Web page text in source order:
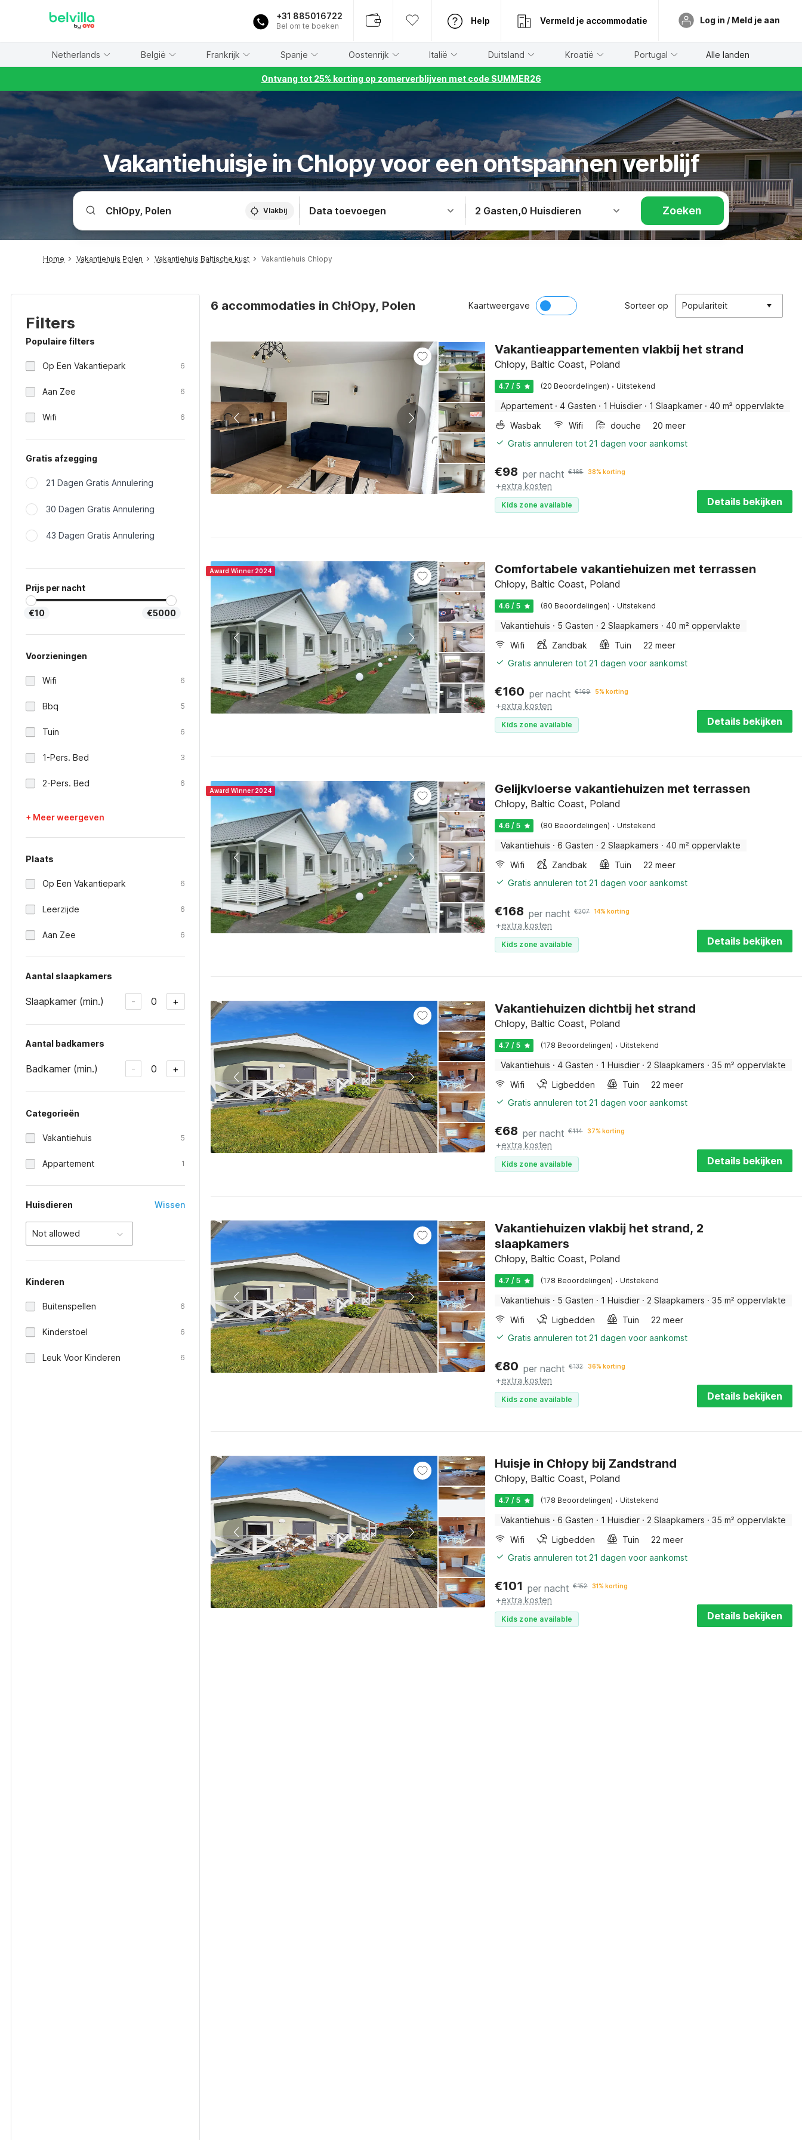
+31 885016722
Bel om te boeken
Help Vermeld je accommodatie Log in / Meld je aan
Netherlands België Frankrijk Spanje Oostenrijk Italië Duitsland Kroatië Portugal Alle landen
Ontvang tot 25% korting op zomerverblijven met code SUMMER26
Vakantiehuisje in Chlopy voor een ontspannen verblijf
Vlakbij Data toevoegen 2 Gasten,0 Huisdieren Zoeken
Home Vakantiehuis Polen Vakantiehuis Baltische kust Vakantiehuis Chłopy
Filters
Populaire filters
Op Een Vakantiepark 6
Aan Zee 6
Wifi 6
Gratis afzegging
21 Dagen Gratis Annulering
30 Dagen Gratis Annulering
43 Dagen Gratis Annulering
Prijs per nacht
€10 €5000
Voorzieningen
Wifi 6
Bbq 5
Tuin 6
1-Pers. Bed 3
2-Pers. Bed 6
+ Meer weergeven
Plaats
Op Een Vakantiepark 6
Leerzijde 6
Aan Zee 6
Aantal slaapkamers
Slaapkamer (min.) - 0 +
Aantal badkamers
Badkamer (min.) - 0 +
Categorieën
Vakantiehuis 5
Appartement 1
Huisdieren Wissen
Not allowed
Kinderen
Buitenspellen 6
Kinderstoel 6
Leuk Voor Kinderen 6
6 accommodaties in ChłOpy, Polen Kaartweergave Sorteer op Populariteit
Vakantieappartementen vlakbij het strand
Chłopy, Baltic Coast, Poland
4.7 / 5 (20 Beoordelingen) · Uitstekend
Appartement · 4 Gasten · 1 Huisdier · 1 Slaapkamer · 40 m² oppervlakte
Wasbak
Wifi douche
20 meer
Gratis annuleren tot 21 dagen voor aankomst
€98 per nacht €165 38% korting
+extra kosten
Kids zone available Details bekijken
Award Winner 2024 Comfortabele vakantiehuizen met terrassen
Chłopy, Baltic Coast, Poland
4.6 / 5 (80 Beoordelingen) · Uitstekend
Vakantiehuis · 5 Gasten · 2 Slaapkamers · 40 m² oppervlakte
Wifi
Zandbak Tuin
22 meer
Gratis annuleren tot 21 dagen voor aankomst
€160 per nacht €169 5% korting
+extra kosten
Kids zone available Details bekijken
Award Winner 2024 Gelijkvloerse vakantiehuizen met terrassen
Chłopy, Baltic Coast, Poland
4.6 / 5 (80 Beoordelingen) · Uitstekend
Vakantiehuis · 6 Gasten · 2 Slaapkamers · 40 m² oppervlakte
Wifi
Zandbak Tuin
22 meer
Gratis annuleren tot 21 dagen voor aankomst
€168 per nacht €207 14% korting
+extra kosten
Kids zone available Details bekijken
Vakantiehuizen dichtbij het strand
Chłopy, Baltic Coast, Poland
4.7 / 5 (178 Beoordelingen) · Uitstekend
Vakantiehuis · 4 Gasten · 1 Huisdier · 2 Slaapkamers · 35 m² oppervlakte
Wifi
Ligbedden Tuin
22 meer
Gratis annuleren tot 21 dagen voor aankomst
€68 per nacht €114 37% korting
+extra kosten
Kids zone available Details bekijken
Vakantiehuizen vlakbij het strand, 2
slaapkamers
Chłopy, Baltic Coast, Poland
4.7 / 5 (178 Beoordelingen) · Uitstekend
Vakantiehuis · 5 Gasten · 1 Huisdier · 2 Slaapkamers · 35 m² oppervlakte
Wifi
Ligbedden Tuin
22 meer
Gratis annuleren tot 21 dagen voor aankomst
€80 per nacht €132 36% korting
+extra kosten
Kids zone available Details bekijken
Huisje in Chłopy bij Zandstrand
Chłopy, Baltic Coast, Poland
4.7 / 5 (178 Beoordelingen) · Uitstekend
Vakantiehuis · 6 Gasten · 1 Huisdier · 2 Slaapkamers · 35 m² oppervlakte
Wifi
Ligbedden Tuin
22 meer
Gratis annuleren tot 21 dagen voor aankomst
€101 per nacht €152 31% korting
+extra kosten
Kids zone available Details bekijken